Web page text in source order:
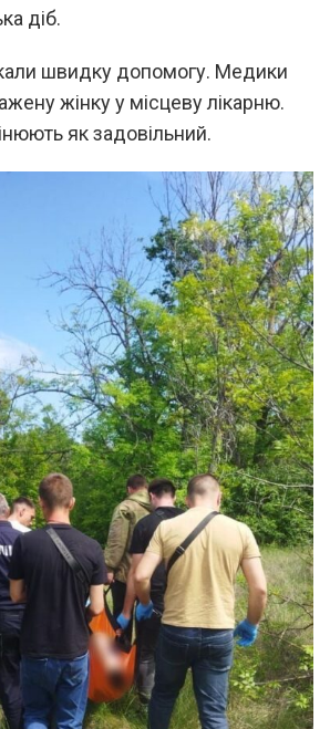
діб.
швидку допомогу. Медики
жінку у місцеву лікарню.
як задовільний.